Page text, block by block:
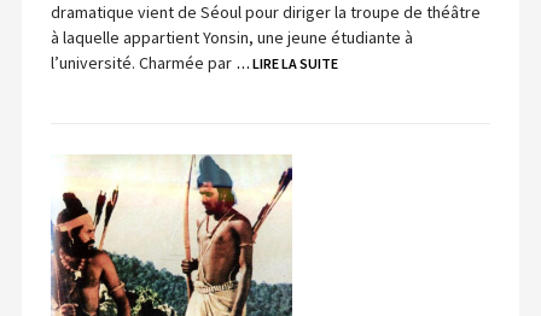
dramatique vient de Séoul pour diriger la troupe de théâtre
à laquelle appartient Yonsin, une jeune étudiante à
l’université. Charmée par … LIRE LA SUITE